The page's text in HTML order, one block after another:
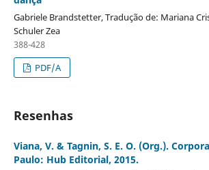
Gabriele Brandstetter, Tradução de: Mariana
Schuler Zea
388-428
PDF/A
Resenhas
Viana, V. & Tagnin, S. E. O. (Org.).
Paulo: Hub Editorial, 2015.